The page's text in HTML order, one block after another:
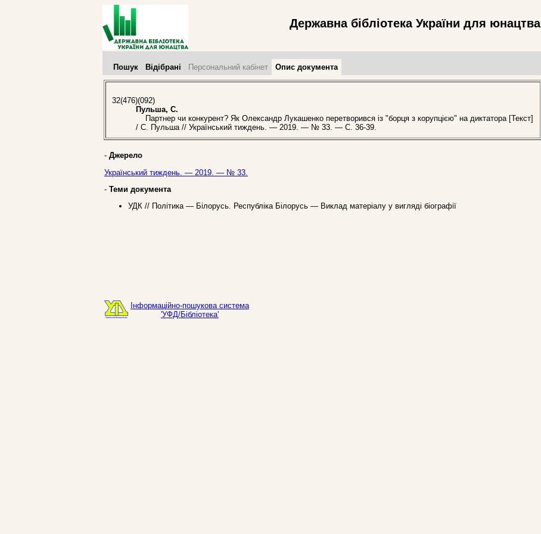
Державна бібліотека України для юнацтва
Пошук Відібрані Персональний кабінет Опис документа
32(476)(092)
Пульша, С.
Партнер чи конкурент? Як Олександр Лукашенко перетворився із "борця з корупцією" на диктатора [Текст]
/ С. Пульша // Український тиждень. — 2019. — № 33. — С. 36-39.
- Джерело
Український тиждень. — 2019. — № 33.
- Теми документа
УДК // Політика — Білорусь. Республіка Білорусь — Виклад матеріалу у вигляді біографії
Інформаційно-пошукова система
'УФД/Бібліотека'